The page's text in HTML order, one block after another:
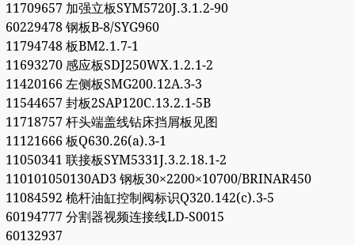
11709657 加强立板SYM5720J.3.1.2-90
60229478 钢板B-8/SYG960
11794748 板BM2.1.7-1
11693270 感应板SDJ250WX.1.2.1-2
11420166 左侧板SMG200.12A.3-3
11544657 封板2SAP120C.13.2.1-5B
11718757 杆头端盖线钻床挡屑板见图
11121666 板Q630.26(a).3-1
11050341 联接板SYM5331J.3.2.18.1-2
110101050130AD3 钢板30×2200×10700/BRINAR450
11084592 桅杆油缸控制阀标识Q320.142(c).3-5
60194777 分割器视频连接线LD-S0015
60132937